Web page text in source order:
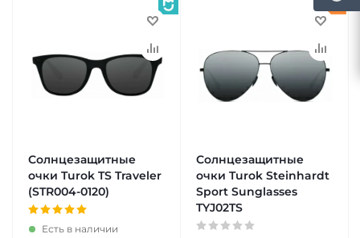
Солнцезащитные
очки Turok TS Traveler
(STR004-0120)
Есть в наличии
Солнцезащитные
очки Turok Steinhardt
Sport Sunglasses
TYJ02TS